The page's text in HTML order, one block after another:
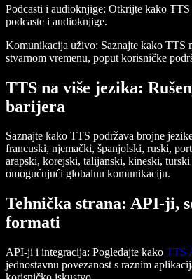
Podcasti i audioknjige: Otkrijte kako TTS
podcaste i audioknjige.
Komunikacija uživo: Saznajte kako TTS
stvarnom vremenu, poput korisničke
TTS na više jezika:
barijera
Saznajte kako TTS podržava brojne
francuski, njemački, španjolski, ruski,
arapski, korejski, talijanski, kineski,
omogućujući globalnu komunikaciju.
Tehnička strana: API-ji,
formati
API-ji i integracija: Pogledajte kako TTS
jednostavnu povezanost s raznim